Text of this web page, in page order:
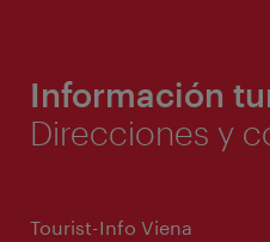
Información
Direcciones y
Tourist-Info Viena